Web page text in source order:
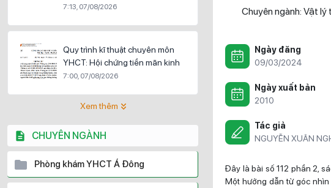
7:13, 07/08/2026
Quy trình kĩ thuật chuyên môn
YHCT: Hội chứng tiền mãn kinh
7:00, 07/08/2026
Xem thêm
CHUYÊN NGÀNH
Phòng khám YHCT Á Đông
Chuyên ngành: Vật lý
Ngày đăng
09/03/2024
Ngày xuất bản
2010
Tác giả
NGUYỄN XUÂN
Đây là bài số 112 phần 2,
Một hướng dẫn từ góc nhìn